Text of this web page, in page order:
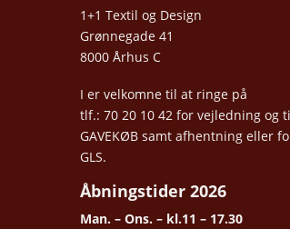
1+1 Textil og Design
Grønnegade 41
8000 Århus C
I er velkomne til at ringe på
tlf.: 70 20 10 42 for vejledning og
GAVEKØB samt afhentning eller
GLS.
Åbningstider 2026
Man. – Ons. – kl.11 – 17.30